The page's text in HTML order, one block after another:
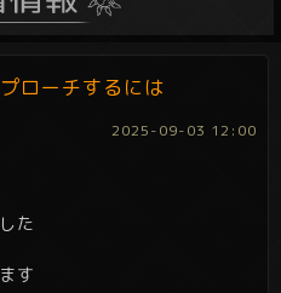
ローチするには
2025-09-03 12:00
た
す